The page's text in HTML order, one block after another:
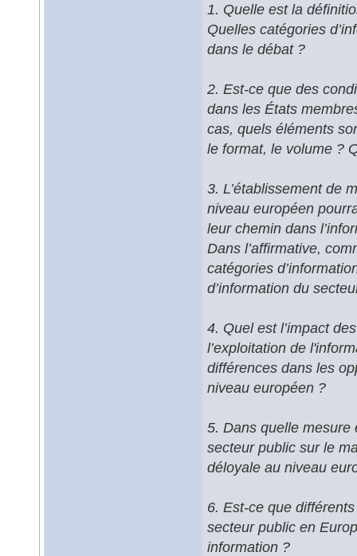
1. Quelle est la
Quelles catégories
dans le débat ?
2. Est-ce que des
dans les États
cas, quels éléments
le format, le volume ?
3. L’établissement de
niveau européen
leur chemin dans
Dans l’affirmative,
catégories
d’information du
4. Quel est l’impact
l’exploitation de
différences dans les
niveau européen ?
5. Dans quelle mesure
secteur public sur le
déloyale au niveau
6. Est-ce que
secteur public en
information ?